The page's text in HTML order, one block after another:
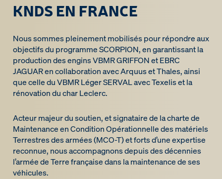
KNDS EN FRANCE
Nous sommes pleinement mobilisés pour répondre aux
objectifs du programme SCORPION, en garantissant la
production des engins VBMR GRIFFON et EBRC
JAGUAR en collaboration avec Arquus et Thales, ainsi
que celle du VBMR Léger SERVAL avec Texelis et la
rénovation du char Leclerc.
Acteur majeur du soutien, et signataire de la charte de
Maintenance en Condition Opérationnelle des matériels
Terrestres des armées (MCO-T) et forts d’une expertise
reconnue, nous accompagnons depuis des décennies
l’armée de Terre française dans la maintenance de ses
véhicules.